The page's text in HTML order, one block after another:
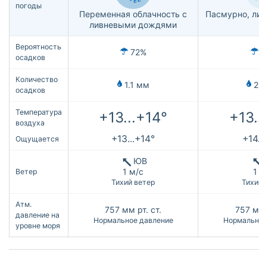
погоды
Переменная облачность с
ливневыми дождями
Пасмурно,
Вероятность
осадков
72%
Количество
осадков
1.1 мм
Температура
воздуха
+13...+14°
Ощущается +13...+14°
Ветер
ЮВ
1 м/с
Тихий ветер
Атм.
давление на
уровне моря
757 мм рт. ст.
Нормальное давление
757